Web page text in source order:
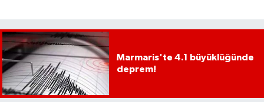
Marmaris'te 4.1 büyüklüğünde
deprem!
DENİZLİ
İZMİR